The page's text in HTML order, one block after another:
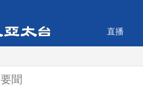
直播
要聞